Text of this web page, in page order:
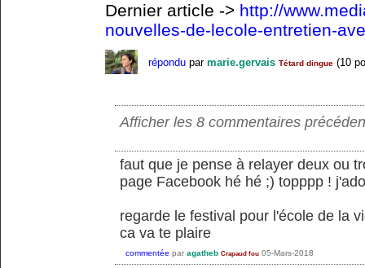
Dernier article -> http://
nouvelles-de-lecole-entretien-
répondu par marie.gervais Tétard dingue (10
Afficher les 8 commentaires
faut que je pense à relayer deux ou
page Facebook hé hé ;) topppp !
regarde le festival pour l'école de la
ca va te plaire
commentée par agatheb Crapaud fou 05-Mars-2018